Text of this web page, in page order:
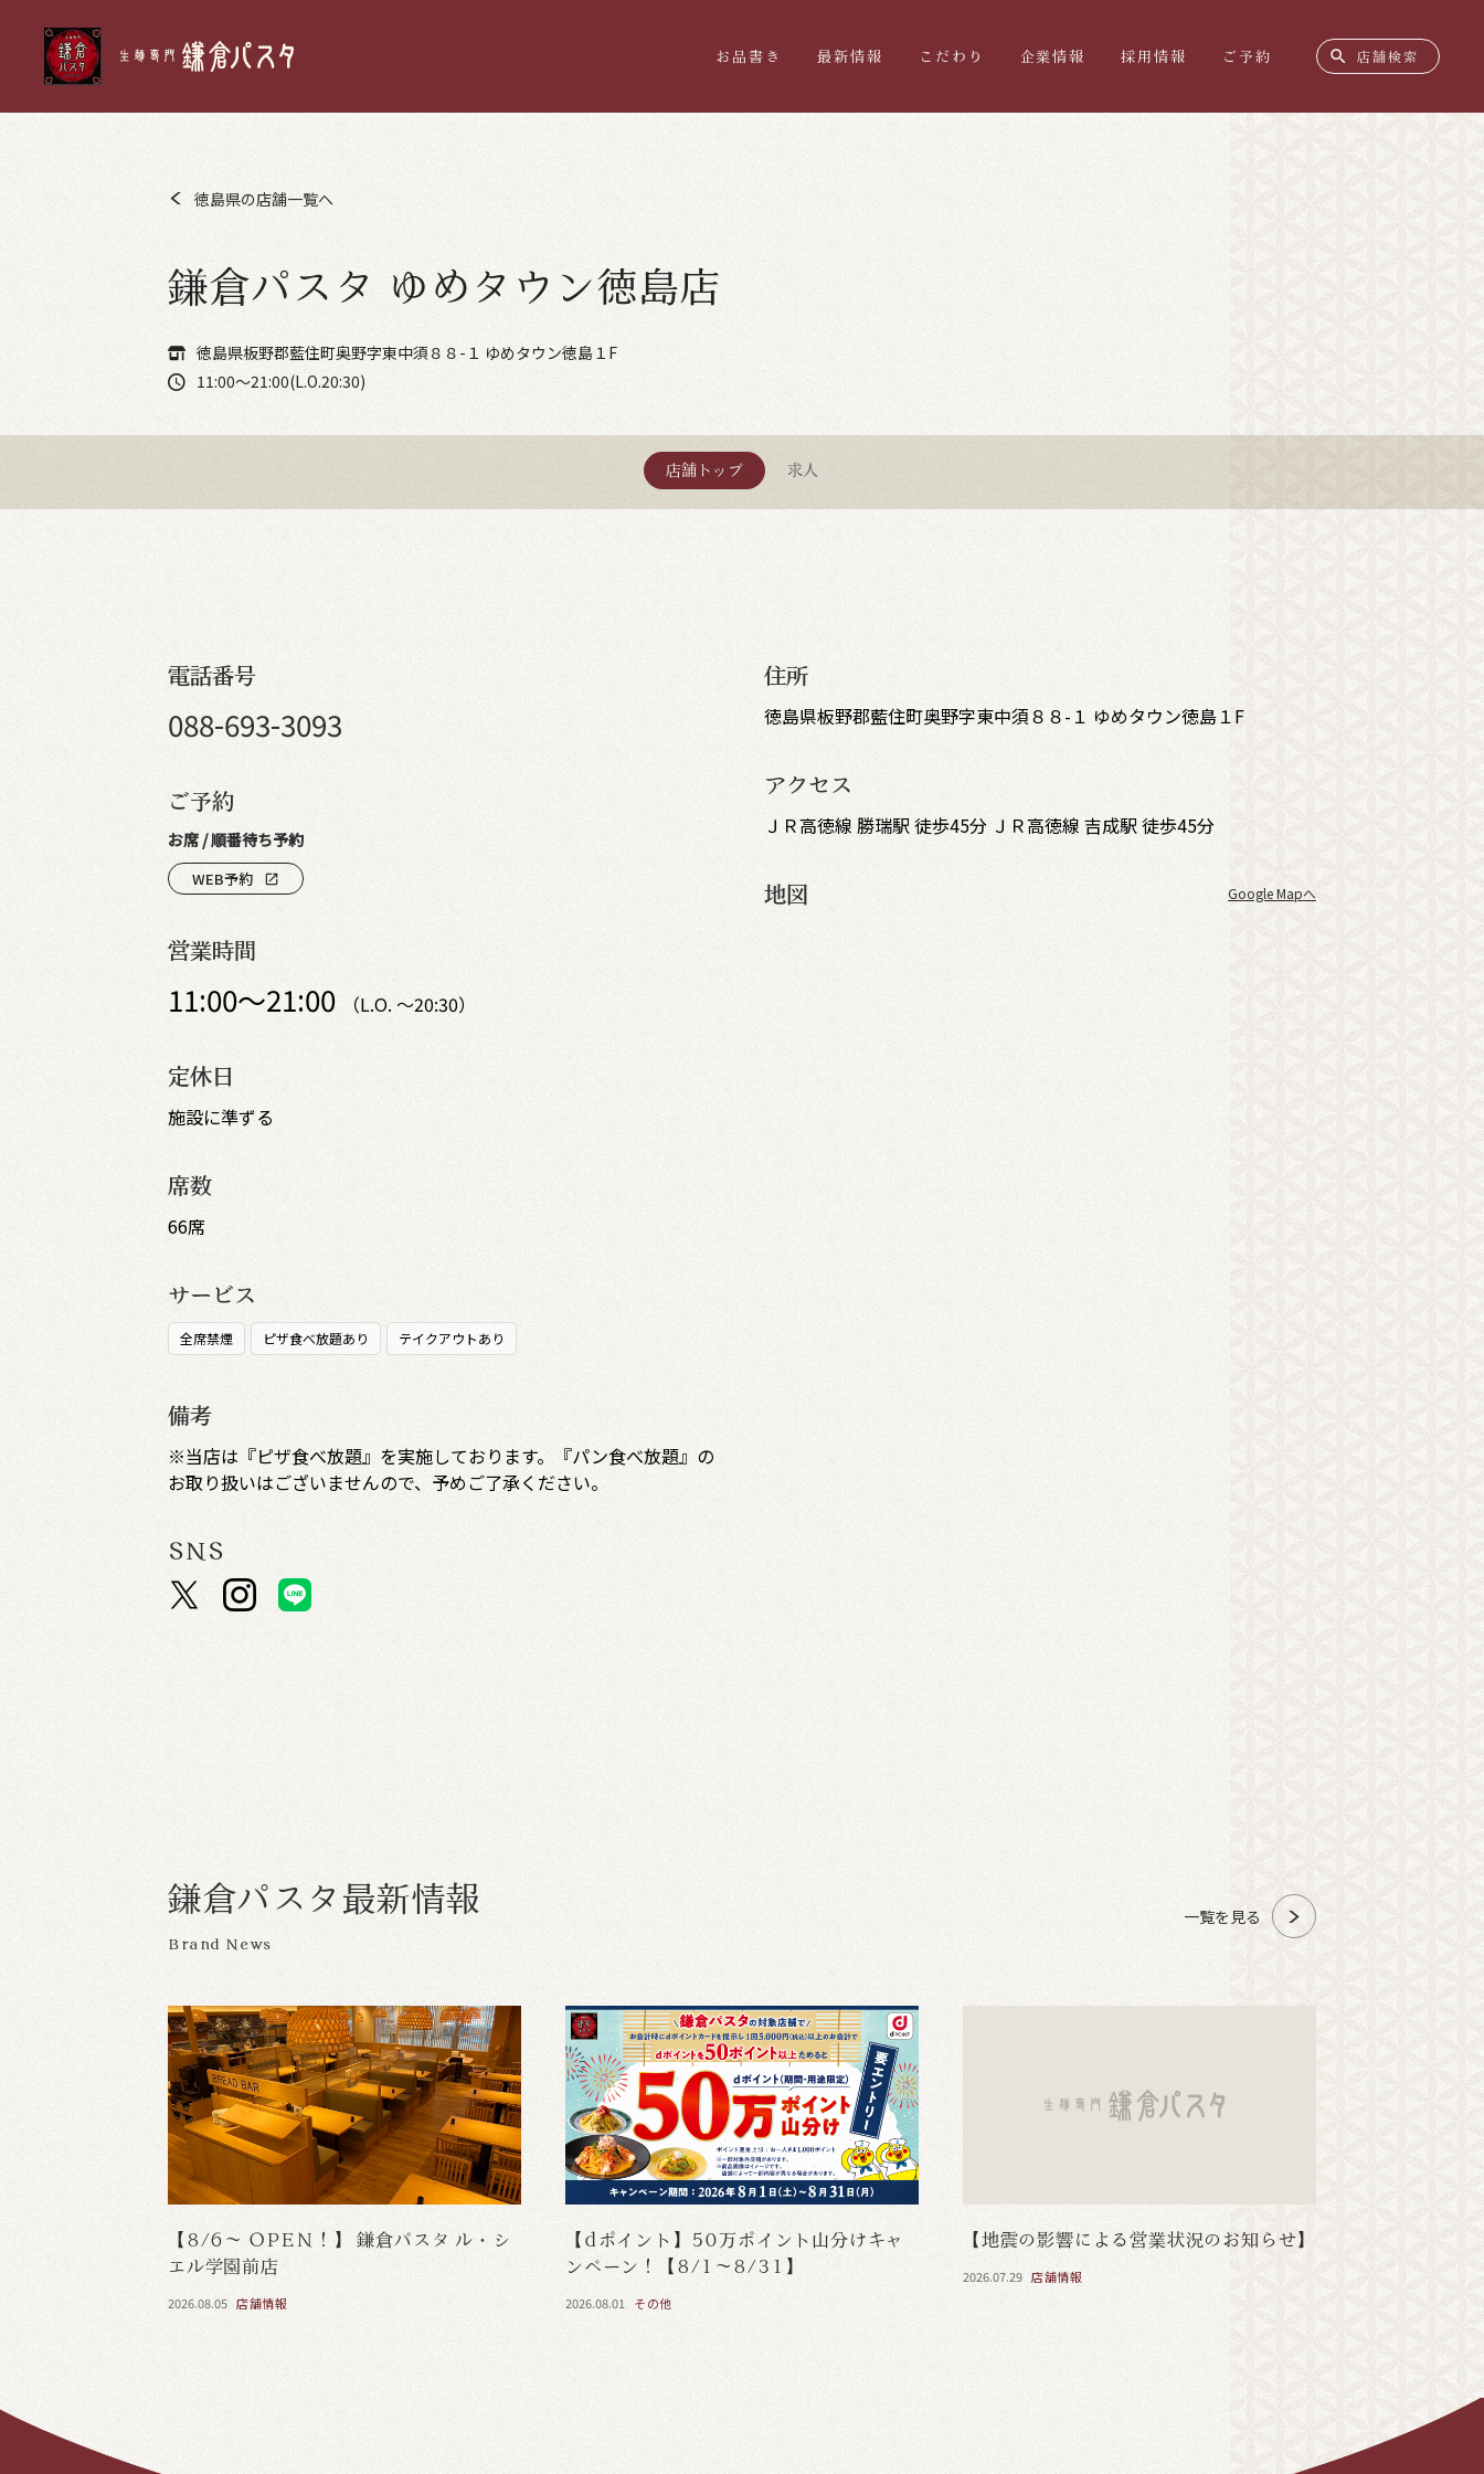
お品書き 最新情報 こだわり 企業情報 採用情報 ご予約 search 店舗検索
徳島県の店舗一覧へ
鎌倉パスタ ゆめタウン徳島店
徳島県板野郡藍住町奥野字東中須８８-１ ゆめタウン徳島１F
11:00～21:00(L.O.20:30)
店舗トップ 求人
電話番号
088-693-3093
ご予約
お席 / 順番待ち予約
WEB予約 open_in_new
営業時間
11:00～21:00 （L.O. ～20:30）
定休日
施設に準ずる
席数
66席
サービス
全席禁煙 ピザ食べ放題あり テイクアウトあり
備考
※当店は『ピザ食べ放題』を実施しております。『パン食べ放題』の
お取り扱いはございませんので、予めご了承ください。
SNS
住所
徳島県板野郡藍住町奥野字東中須８８-１ ゆめタウン徳島１F
アクセス
ＪＲ高徳線 勝瑞駅 徒歩45分 ＪＲ高徳線 吉成駅 徒歩45分
地図 Google Mapへ
鎌倉パ ス タ 最新情報
Brand News
一覧を見る
【8/6～ OPEN！】 鎌倉パスタ ル・シ
エル学園前店
2026.08.05 店舗情報
【dポイント】50万ポイント山分けキャ
ンペーン！【8/1～8/31】
2026.08.01 その他
【地震の影響による営業状況のお知らせ】
2026.07.29 店舗情報